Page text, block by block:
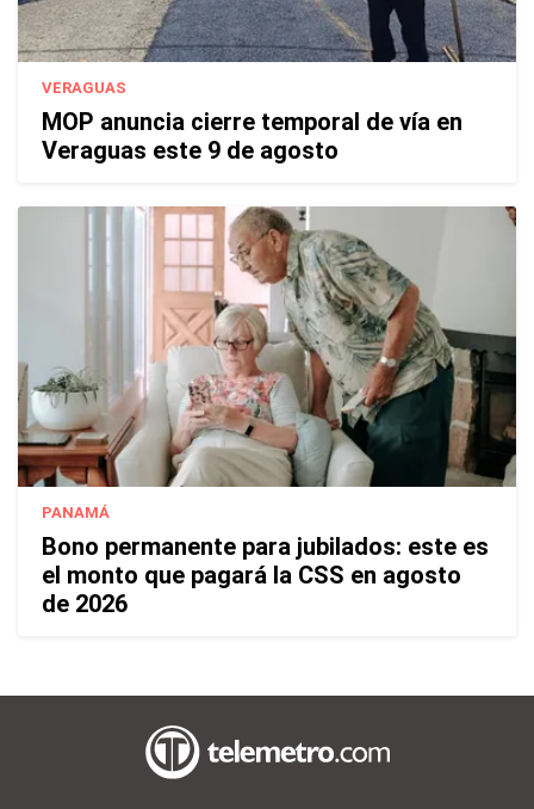
VERAGUAS
MOP anuncia cierre temporal de vía en
Veraguas este 9 de agosto
PANAMÁ
Bono permanente para jubilados: este es
el monto que pagará la CSS en agosto
de 2026